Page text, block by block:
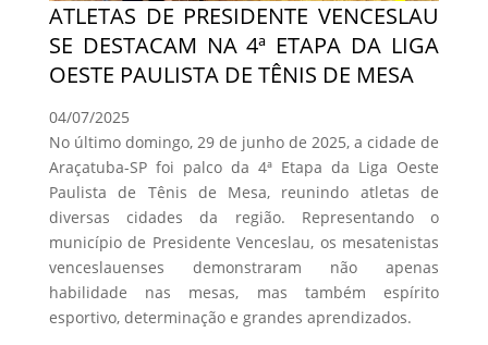
ATLETAS DE PRESIDENTE VENCESLAU
SE DESTACAM NA 4ª ETAPA DA LIGA
OESTE PAULISTA DE TÊNIS DE MESA
04/07/2025
No último domingo, 29 de junho de 2025, a cidade de
Araçatuba-SP foi palco da 4ª Etapa da Liga Oeste
Paulista de Tênis de Mesa, reunindo atletas de
diversas cidades da região. Representando o
município de Presidente Venceslau, os mesatenistas
venceslauenses demonstraram não apenas
habilidade nas mesas, mas também espírito
esportivo, determinação e grandes aprendizados.